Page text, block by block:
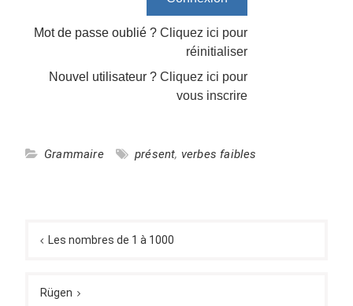
Mot de passe oublié ?Cliquez ici pour
réinitialiser
Nouvel utilisateur ?Cliquez ici pour
vous inscrire
Grammaire présent, verbes faibles
de Les nombres de 1 à 1000
Rügen